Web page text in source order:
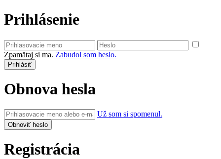
Prihlásenie
Zpamätaj si ma. Zabudol som heslo.
Obnova hesla
Už som si spomenul.
Registrácia